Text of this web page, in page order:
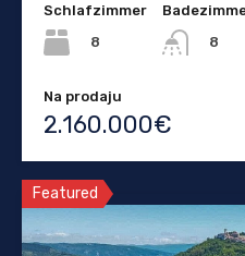
Schlafzimmer
8
8
Na prodaju
2.160.000€
Featured